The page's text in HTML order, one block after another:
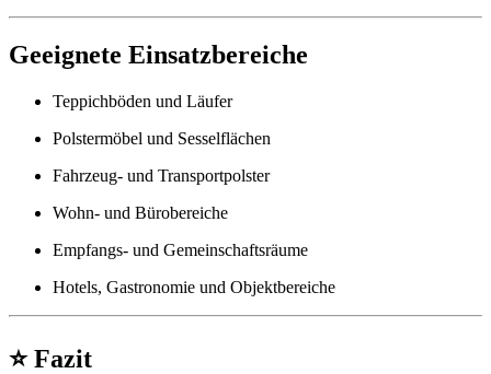
Geeignete Einsatzbereiche
Teppichböden und Läufer
Polstermöbel und Sesselflächen
Fahrzeug- und Transportpolster
Wohn- und Bürobereiche
Empfangs- und Gemeinschaftsräume
Hotels, Gastronomie und Objektbereiche
⭐Fazit